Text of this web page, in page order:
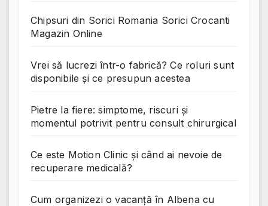
Chipsuri din Sorici Romania Sorici Crocanti
Magazin Online
Vrei să lucrezi într-o fabrică? Ce roluri sunt
disponibile și ce presupun acestea
Pietre la fiere: simptome, riscuri și
momentul potrivit pentru consult chirurgical
Ce este Motion Clinic și când ai nevoie de
recuperare medicală?
Cum organizezi o vacanță în Albena cu